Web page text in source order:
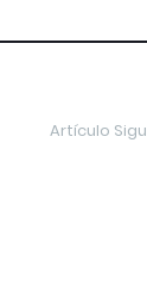
Artículo